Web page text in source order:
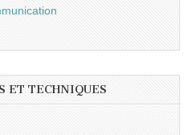
ET TECHNIQUES